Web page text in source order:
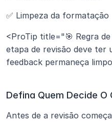
✅ Limpeza da formatação
<ProTip title="🎯 Regra
etapa de revisão deve ter
feedback permaneça
Defina Quem Decide O
Antes de a revisão